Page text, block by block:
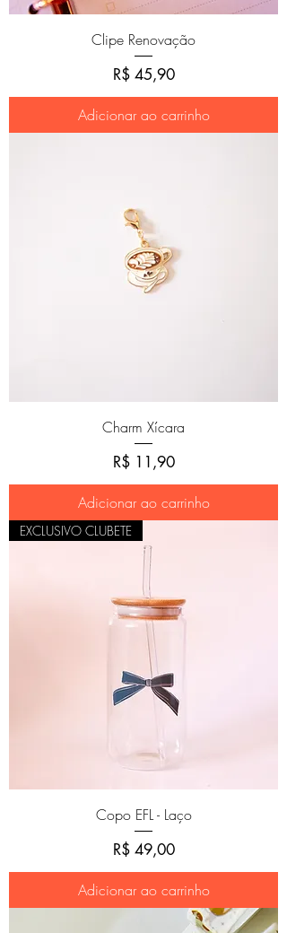
Clipe Renovação
Preço
R$ 45,90
Adicionar ao carrinho
Charm Xícara
Preço
R$ 11,90
Adicionar ao carrinho
EXCLUSIVO CLUBETE
Copo EFL - Laço
Preço
R$ 49,00
Adicionar ao carrinho